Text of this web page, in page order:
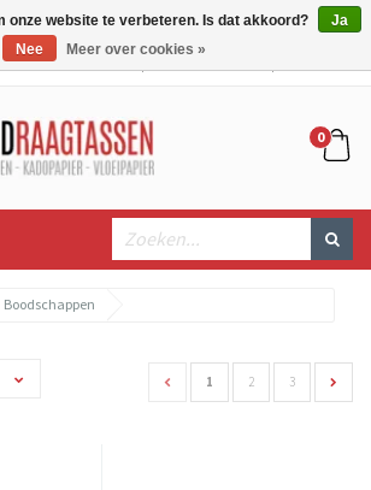
0
Boodschappen
1 2 3
onze website te verbeteren. Is dat akkoord?
Ja
Nee
Meer over cookies »